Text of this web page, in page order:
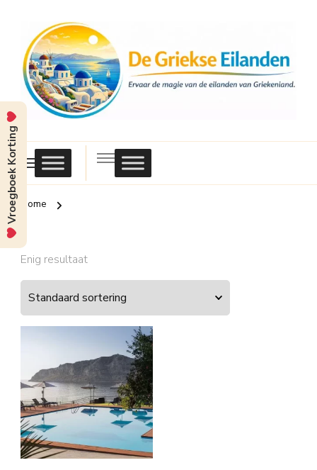
Griekse
Eilanden
Home
Enig resultaat
Vroegboek Korting